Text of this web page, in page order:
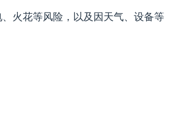
火花等风险，以及因天气、设备等